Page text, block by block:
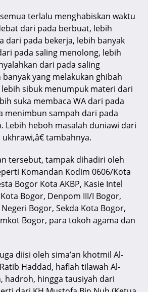
terlalu menghabiskan waktu
dari pada berbuat, lebih
dari pada bekerja, lebih banyak
pada saling menolong, lebih
dari pada saling
yang melakukan ghibah
sibuk menumpuk materi dari
suka membaca WA dari pada
menimbun sampah dari pada
Lebih heboh masalah duniawi dari
tambahnya.
tersebut, tampak dihadiri oleh
Komandan Kodim 0606/Kota
Bogor Kota AKBP, Kasie Intel
Bogor, Denpom III/I Bogor,
Bogor, Sekda Kota Bogor,
Bogor, para tokoh agama dan
diisi oleh sima’an khotmil Al-
Haddad, haflah tilawah Al-
hadroh, hingga tausiyah dari